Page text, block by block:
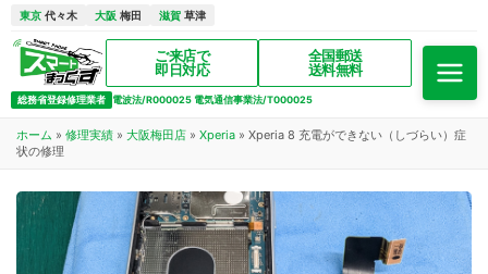
東京 代々木 大阪 梅田 滋賀 草津
ご来店で
即日対応
全国郵送
送料無料
総務省登録修理業者 電波法/R000025 電気通信事業法/T000025
ホーム » 修理実績 » 大阪梅田店 » Xperia » Xperia 8 充電ができない（しづらい）症
状の修理